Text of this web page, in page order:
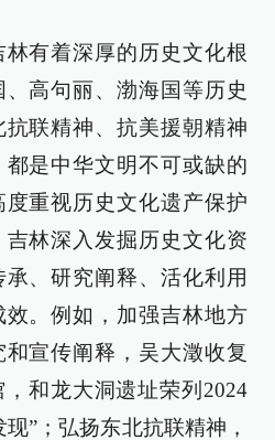
有着深厚的历史文化根
高句丽、渤海国等历史
联精神、抗美援朝精神
是中华文明不可或缺的
重视历史文化遗产保护
林深入发掘历史文化资
、研究阐释、活化利用
。例如，加强吉林地方
宣传阐释，吴大澂收复
和龙大洞遗址荣列2024
”；弘扬东北抗联精神，